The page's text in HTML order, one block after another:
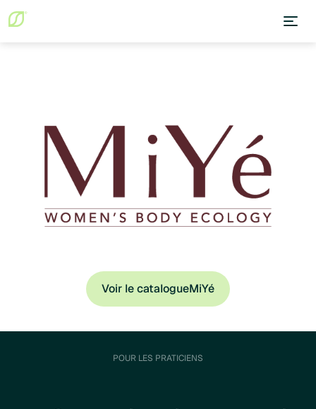
Voir le catalogueMiYé
POUR LES PRATICIENS